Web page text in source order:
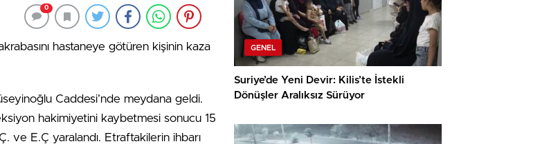
0
hastaneye götüren kişinin kaza
Caddesi’nde meydana geldi.
hakimiyetini kaybetmesi sonucu 15
ve E.Ç yaralandı. Etraftakilerin ihbarı
GENEL
Suriye’de Yeni Devir: Kilis’te İstekli
Dönüşler Aralıksız Sürüyor